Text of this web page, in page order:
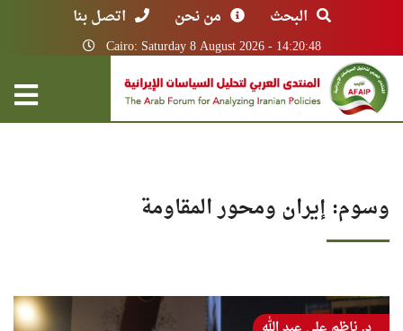
البحث من نحن اتصل بنا
Cairo: Saturday 8 August 2026 - 14:20:48
وسوم: إيران ومحور المقاومة